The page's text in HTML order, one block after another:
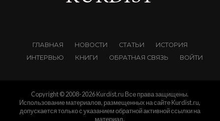
ГЛАВНАЯ НОВОСТИ СТАТЬИ
ИСТОРИЯ
ИНТЕРВЬЮ
КНИГИ ОБРАТНАЯ СВЯЗЬ ВОЙТИ
Copyright © 2008-2026 Kurdist.ru Все права защищены.
Использование материалов, размещенных на сайте Kurdist.ru,
допускается только с указанием обратной активной ссылки на
материал.